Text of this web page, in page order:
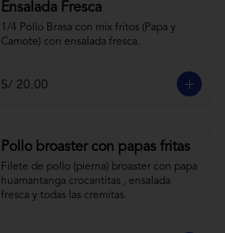
Ensalada Fresca
1/4 Pollo Brasa con mix fritos (Papa y
Camote) con ensalada fresca.
S/ 20.00
Pollo broaster con papas fritas
Filete de pollo (pierna) broaster con papa
huamantanga crocantitas , ensalada
fresca y todas las cremitas.